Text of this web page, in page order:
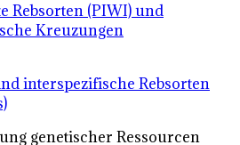
Rebsorten (PIWI) und
Kreuzungen
interspezifische Rebsorten
genetischer Ressourcen